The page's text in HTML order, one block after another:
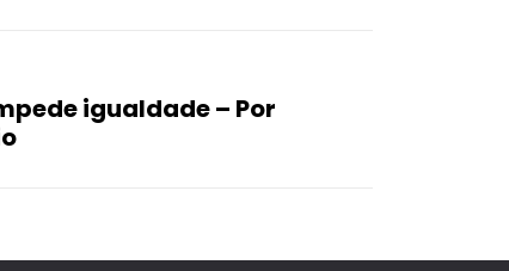
igualdade – Por